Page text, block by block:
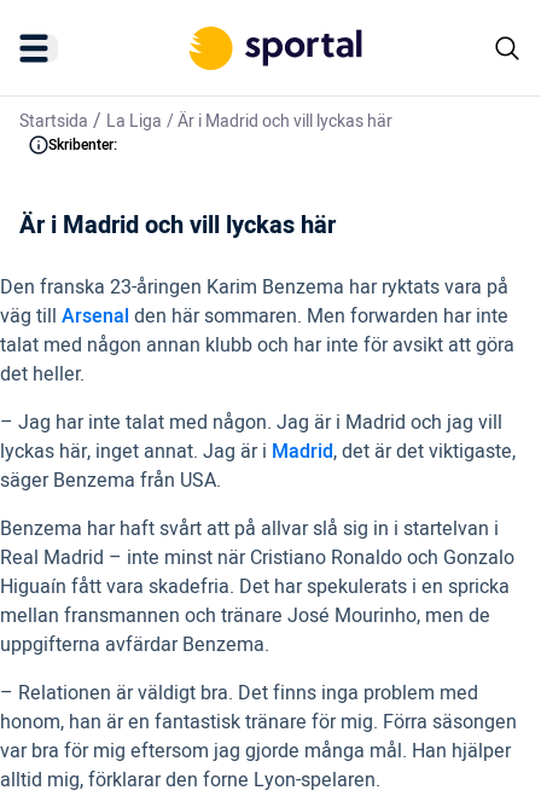
Startsida / La Liga /Är i Madrid och vill lyckas här
Skribenter:
Är i Madrid och vill lyckas här
Den franska 23-åringen Karim Benzema har ryktats vara på
väg till Arsenal den här sommaren. Men forwarden har inte
talat med någon annan klubb och har inte för avsikt att göra
det heller.
– Jag har inte talat med någon. Jag är i Madrid och jag vill
lyckas här, inget annat. Jag är i Madrid, det är det viktigaste,
säger Benzema från USA.
Benzema har haft svårt att på allvar slå sig in i startelvan i
Real Madrid – inte minst när Cristiano Ronaldo och Gonzalo
Higuaín fått vara skadefria. Det har spekulerats i en spricka
mellan fransmannen och tränare José Mourinho, men de
uppgifterna avfärdar Benzema.
– Relationen är väldigt bra. Det finns inga problem med
honom, han är en fantastisk tränare för mig. Förra säsongen
var bra för mig eftersom jag gjorde många mål. Han hjälper
alltid mig, förklarar den forne Lyon-spelaren.